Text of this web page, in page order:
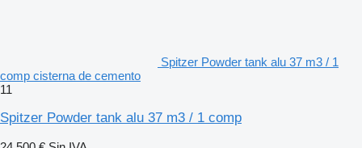
Spitzer Powder tank alu 37 m3 / 1
comp cisterna de cemento
11
Spitzer Powder tank alu 37 m3 / 1 comp